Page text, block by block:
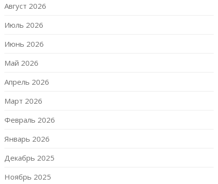
Август 2026
Июль 2026
Июнь 2026
Май 2026
Апрель 2026
Март 2026
Февраль 2026
Январь 2026
Декабрь 2025
Ноябрь 2025